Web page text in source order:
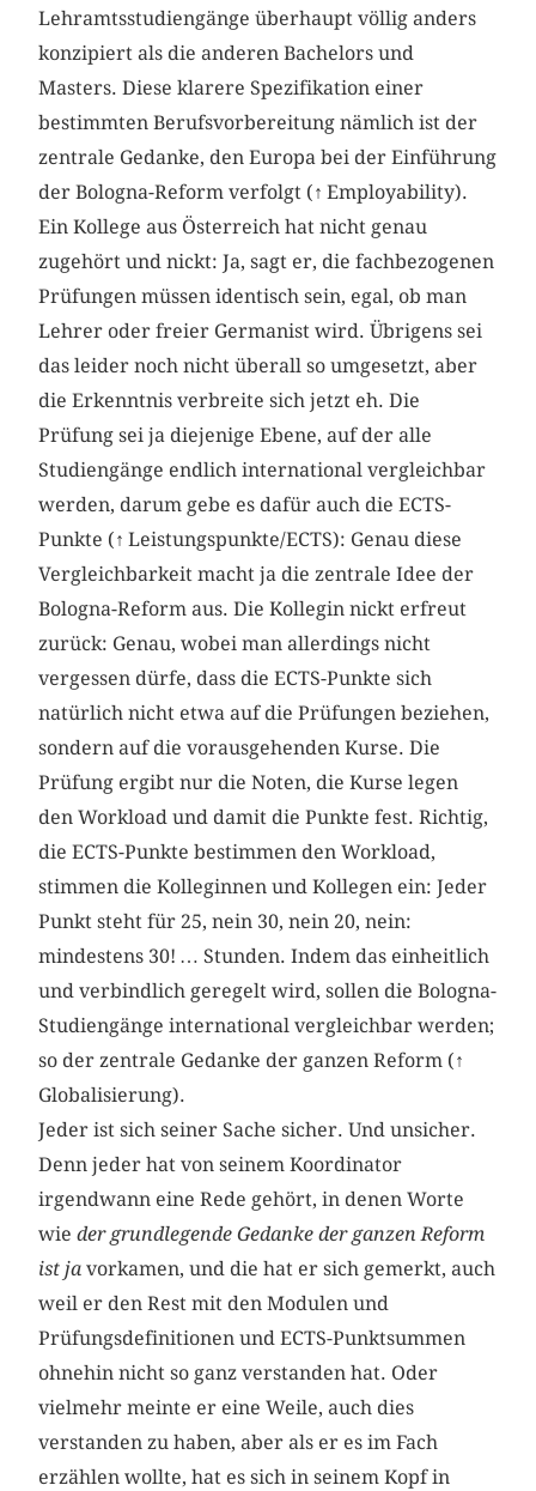
Lehramtsstudiengänge überhaupt völlig anders
konzipiert als die anderen Bachelors und
Masters. Diese klarere Spezifikation einer
bestimmten Berufsvorbereitung nämlich ist der
zentrale Gedanke, den Europa bei der Einführung
der Bologna-Reform verfolgt (↑Employability).
Ein Kollege aus Österreich hat nicht genau
zugehört und nickt: Ja, sagt er, die fachbezogenen
Prüfungen müssen identisch sein, egal, ob man
Lehrer oder freier Germanist wird. Übrigens sei
das leider noch nicht überall so umgesetzt, aber
die Erkenntnis verbreite sich jetzt eh. Die
Prüfung sei ja diejenige Ebene, auf der alle
Studiengänge endlich international vergleichbar
werden, darum gebe es dafür auch die ECTS-
Punkte (↑Leistungspunkte/ECTS): Genau diese
Vergleichbarkeit macht ja die zentrale Idee der
Bologna-Reform aus. Die Kollegin nickt erfreut
zurück: Genau, wobei man allerdings nicht
vergessen dürfe, dass die ECTS-Punkte sich
natürlich nicht etwa auf die Prüfungen beziehen,
sondern auf die vorausgehenden Kurse. Die
Prüfung ergibt nur die Noten, die Kurse legen
den Workload und damit die Punkte fest. Richtig,
die ECTS-Punkte bestimmen den Workload,
stimmen die Kolleginnen und Kollegen ein: Jeder
Punkt steht für 25, nein 30, nein 20, nein:
mindestens 30! … Stunden. Indem das einheitlich
und verbindlich geregelt wird, sollen die Bologna-
Studiengänge international vergleichbar werden;
so der zentrale Gedanke der ganzen Reform (↑
Globalisierung).
Jeder ist sich seiner Sache sicher. Und unsicher.
Denn jeder hat von seinem Koordinator
irgendwann eine Rede gehört, in denen Worte
wieder grundlegende Gedanke der ganzen Reform
ist javorkamen, und die hat er sich gemerkt, auch
weil er den Rest mit den Modulen und
Prüfungsdefinitionen und ECTS-Punktsummen
ohnehin nicht so ganz verstanden hat. Oder
vielmehr meinte er eine Weile, auch dies
verstanden zu haben, aber als er es im Fach
erzählen wollte, hat es sich in seinem Kopf in